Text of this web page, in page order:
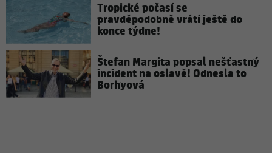
Tropické počasí se
pravděpodobně vrátí ještě do
konce týdne!
Štefan Margita popsal nešťastný
incident na oslavě! Odnesla to
Borhyová